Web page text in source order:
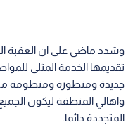
وشدد ماضي على ان العقبة
تقديمها الخدمة المثلى
جديدة ومتطورة ومنظومة
واهالي المنطقة ليكون
المتجددة دائما.